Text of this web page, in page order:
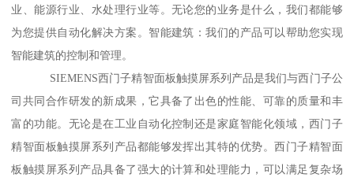
业、能源行业、水处理行业等。无论您的业务是什么，我们都能够
为您提供自动化解决方案。智能建筑：我们的产品可以帮助您实现
智能建筑的控制和管理。
SIEMENS西门子精智面板触摸屏系列产品是我们与西门子公
司共同合作研发的新成果，它具备了出色的性能、可靠的质量和丰
富的功能。无论是在工业自动化控制还是家庭智能化领域，西门子
精智面板触摸屏系列产品都能够发挥出其特的优势。西门子精智面
板触摸屏系列产品具备了强大的计算和处理能力，可以满足复杂场